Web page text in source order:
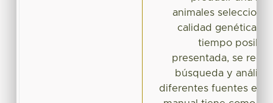
animales
calidad genética,
tiempo
presentada, se
búsqueda y
diferentes fuentes